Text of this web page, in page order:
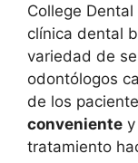
College
clínica dental
variedad de
odontólogos
de los
conveniente
tratamiento